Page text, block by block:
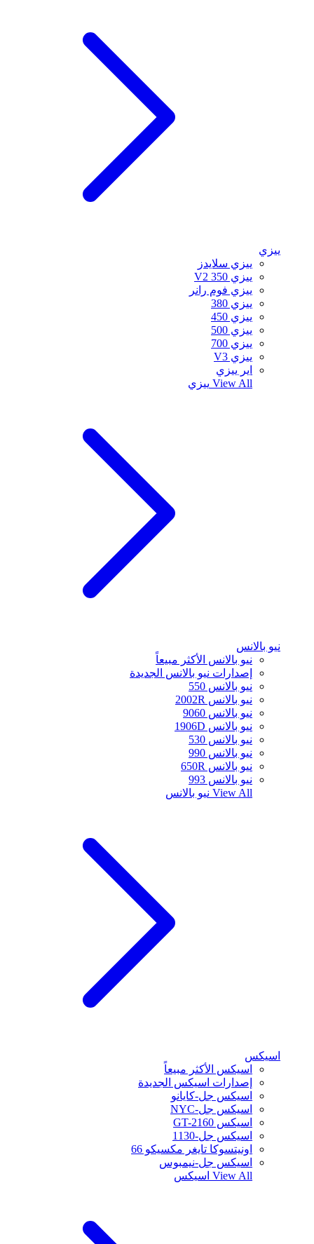
ييزي
ييزي سلايدز
ييزي 350 V2
ييزي فوم رانر
ييزي 380
ييزي 450
ييزي 500
ييزي 700
ييزي V3
اير ييزي
View All ييزي
نيو بالانس
نيو بالانس الأكثر مبيعاً
إصدارات نيو بالانس الجديدة
نيو بالانس 550
نيو بالانس 2002R
نيو بالانس 9060
نيو بالانس 1906D
نيو بالانس 530
نيو بالانس 990
نيو بالانس 650R
نيو بالانس 993
View All نيو بالانس
اسيكس
اسيكس الأكثر مبيعاً
إصدارات اسيكس الجديدة
اسيكس جل-كايانو
اسيكس جل-NYC
اسيكس GT-2160
اسيكس جل-1130
اونيتسوكا تايغر مكسيكو 66
اسيكس جل-نيمبوس
View All اسيكس